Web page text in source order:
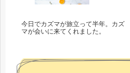
今日でカズマが旅立って半年。カズ
マが会いに来てくれました。